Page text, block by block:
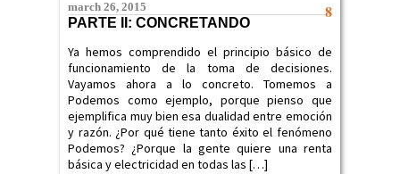
8
march 26, 2015
PARTE II: CONCRETANDO
Ya hemos comprendido el principio básico de
funcionamiento de la toma de decisiones.
Vayamos ahora a lo concreto. Tomemos a
Podemos como ejemplo, porque pienso que
ejemplifica muy bien esa dualidad entre emoción
y razón. ¿Por qué tiene tanto éxito el fenómeno
Podemos? ¿Porque la gente quiere una renta
básica y electricidad en todas las […]